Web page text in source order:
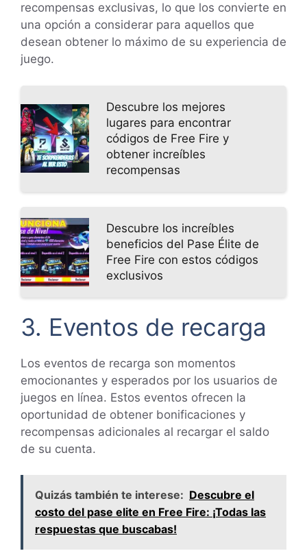
recompensas exclusivas, lo que los convierte en
una opción a considerar para aquellos que
desean obtener lo máximo de su experiencia de
juego.
Descubre los mejores
lugares para encontrar
códigos de Free Fire y
obtener increíbles
recompensas
Descubre los increíbles
beneficios del Pase Élite de
Free Fire con estos códigos
exclusivos
3. Eventos de recarga
Los eventos de recarga son momentos
emocionantes y esperados por los usuarios de
juegos en línea. Estos eventos ofrecen la
oportunidad de obtener bonificaciones y
recompensas adicionales al recargar el saldo
de su cuenta.
Quizás también te interese: Descubre el
costo del pase elite en Free Fire: ¡Todas las
respuestas que buscabas!